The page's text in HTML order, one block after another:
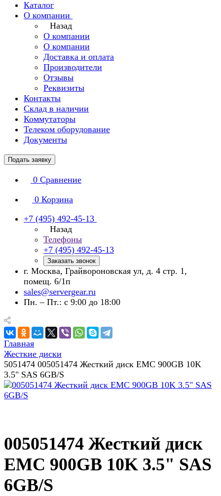
Каталог
О компании
Назад
О компании
О компании
Доставка и оплата
Производители
Отзывы
Реквизиты
Контакты
Склад в наличии
Коммутаторы
Телеком оборудование
Документы
Подать заявку
0 Сравнение
0 Корзина
+7 (495) 492-45-13
Назад
Телефоны
+7 (495) 492-45-13
Заказать звонок
г. Москва, Грайвороновская ул, д. 4 стр. 1,
помещ. 6/1п
sales@servergear.ru
Пн. – Пт.: с 9:00 до 18:00
Главная
Жесткие диски
5051474 005051474 Жесткий диск EMC 900GB 10K
3.5" SAS 6GB/S
005051474 Жесткий диск
EMC 900GB 10K 3.5" SAS
6GB/S